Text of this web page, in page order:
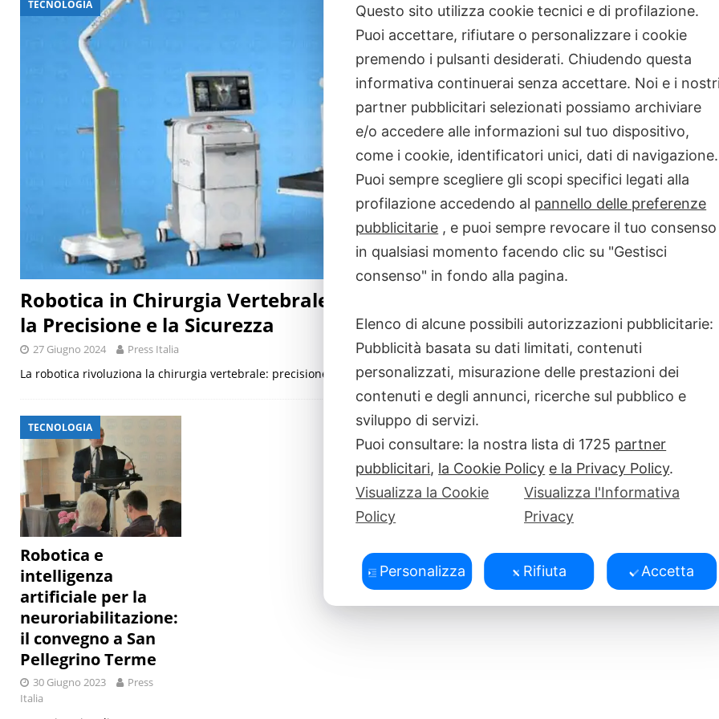
[ 29 Luglio 2026 ]
Giornata mondiale delle epatiti, malattia ancora presente
TECNOLOGIA
Robotica in Chirurgia Vertebrale: Mazor Rivoluziona
la Precisione e la Sicurezza
27 Giugno 2024 Press Italia
La robotica rivoluziona la chirurgia vertebrale: precisione e sicurezza con Mazor. […]
TECNOLOGIA
Robotica e
intelligenza
artificiale per la
neuroriabilitazione:
il convegno a San
Pellegrino Terme
30 Giugno 2023
Press
Italia
Questo sito utilizza cookie tecnici e di profilazione.
Puoi accettare, rifiutare o personalizzare i cookie
premendo i pulsanti desiderati. Chiudendo questa
informativa continuerai senza accettare. Noi e i
partner pubblicitari selezionati possiamo archiviare
e/o accedere alle informazioni sul tuo dispositivo,
come i cookie, identificatori unici, dati di navigazione.
Puoi sempre scegliere gli scopi specifici legati alla
profilazione accedendo al pannello delle preferenze
pubblicitarie , e puoi sempre revocare il tuo consenso
in qualsiasi momento facendo clic su "Gestisci
consenso" in fondo alla pagina.
Elenco di alcune possibili autorizzazioni pubblicitarie:
Pubblicità basata su dati limitati, contenuti
personalizzati, misurazione delle prestazioni dei
contenuti e degli annunci, ricerche sul pubblico e
sviluppo di servizi.
Puoi consultare: la nostra lista di 1725 partner
pubblicitari, la Cookie Policy e la Privacy Policy.
Visualizza la Cookie
Policy
Visualizza l'Informativa
Privacy
Personalizza Rifiuta Accetta